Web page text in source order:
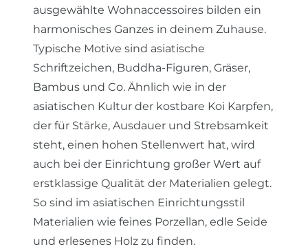
ausgewählte Wohnaccessoires bilden ein
harmonisches Ganzes in deinem Zuhause.
Typische Motive sind asiatische
Schriftzeichen, Buddha-Figuren, Gräser,
Bambus und Co. Ähnlich wie in der
asiatischen Kultur der kostbare Koi Karpfen,
der für Stärke, Ausdauer und Strebsamkeit
steht, einen hohen Stellenwert hat, wird
auch bei der Einrichtung großer Wert auf
erstklassige Qualität der Materialien gelegt.
So sind im asiatischen Einrichtungsstil
Materialien wie feines Porzellan, edle Seide
und erlesenes Holz zu finden.